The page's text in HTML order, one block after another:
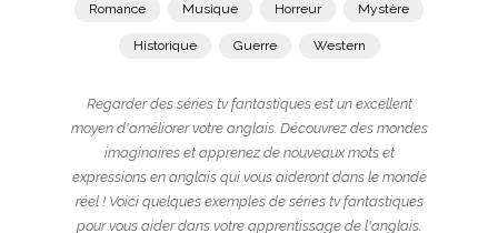
Romance Musique Horreur Mystère
Historique Guerre Western
Regarder des séries tv fantastiques est un excellent
moyen d'améliorer votre anglais. Découvrez des mondes
imaginaires et apprenez de nouveaux mots et
expressions en anglais qui vous aideront dans le monde
réel ! Voici quelques exemples de séries tv fantastiques
pour vous aider dans votre apprentissage de l'anglais.